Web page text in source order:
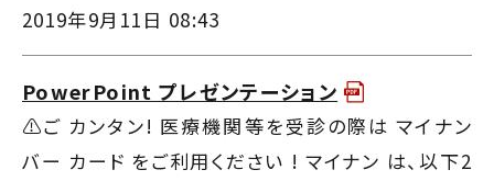
2019年9月11日 08:43
PowerPoint プレゼンテーション
⚠ご カンタン! 医療機関等を受診の際は マイナン
バー カード をご利用ください ! マイナン は、以下2